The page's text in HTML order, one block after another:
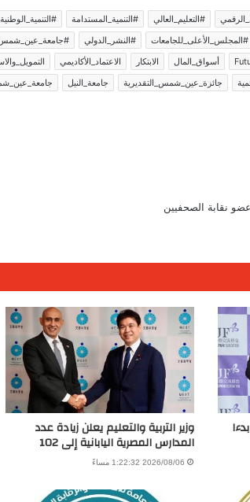
#التعليم_العالي #التنمية_المستدامة #التنمية_الوطنية
#المجلس_الأعلى_للجامعات #النشر_الدولي
أسواق_المال الابتكار الاعتماد_الأكاديمي
جائزة_عين_شمس_التقديرية جامعة_النيل
نقابة الصحفيين
وزير التربية والتعليم يعلن زيادة عدد
المدارس المصرية اليابانية إلى 102
2026/08/06 1:22:32 مساءً